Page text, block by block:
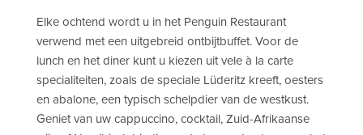
Elke ochtend wordt u in het Penguin Restaurant
verwend met een uitgebreid ontbijtbuffet. Voor de
lunch en het diner kunt u kiezen uit vele à la carte
specialiteiten, zoals de speciale Lüderitz kreeft, oesters
en abalone, een typisch schelpdier van de westkust.
Geniet van uw cappuccino, cocktail, Zuid-Afrikaanse